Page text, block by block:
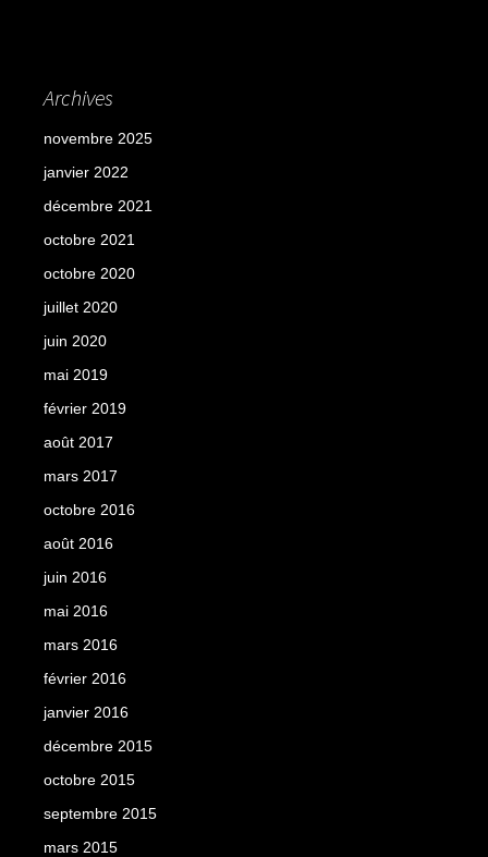
Archives
novembre 2025
janvier 2022
décembre 2021
octobre 2021
octobre 2020
juillet 2020
juin 2020
mai 2019
février 2019
août 2017
mars 2017
octobre 2016
août 2016
juin 2016
mai 2016
mars 2016
février 2016
janvier 2016
décembre 2015
octobre 2015
septembre 2015
mars 2015